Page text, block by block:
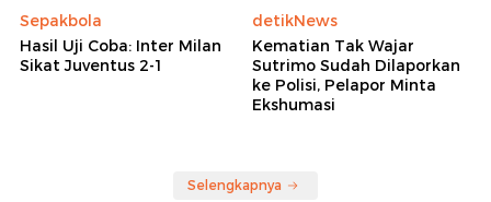
Sepakbola
Hasil Uji Coba: Inter Milan
Sikat Juventus 2-1
detikNews
Kematian Tak Wajar
Sutrimo Sudah Dilaporkan
ke Polisi, Pelapor Minta
Ekshumasi
Selengkapnya